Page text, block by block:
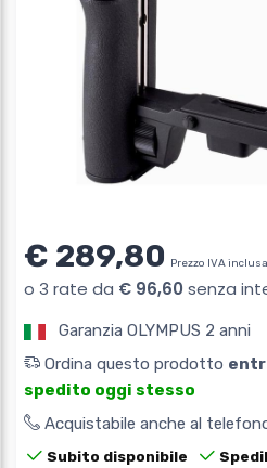
€ 289,80 Prezzo IVA inclusa
Garanzia OLYMPUS 2 anni
Ordina questo prodotto
spedito oggi stesso
Acquistabile anche al
Subito disponibile